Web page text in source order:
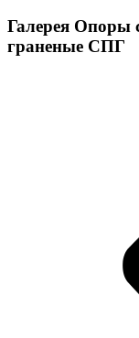
Галерея Опоры
граненые СПГ